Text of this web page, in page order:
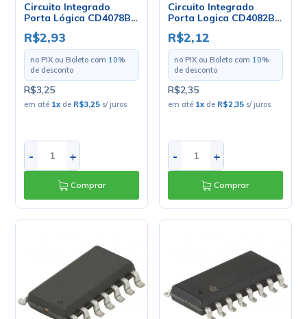
Circuito Integrado
Porta Lógica CD4078BE
DIP-14 8-Input NOR/OR
Gate - Cód. Loja 3289 -
Texas
R$2,93
no PIX ou Boleto com 10%
de desconto
R$3,25
em até 1x de R$3,25 s/ juros
- +
Comprar
Circuito Integrado
Porta Logica CD4082BE
DIP-14 Dual 4-Input -
Cod. Loja 1067 - Texas
R$2,12
no PIX ou Boleto com 10%
de desconto
R$2,35
em até 1x de R$2,35 s/ juros
- +
Comprar